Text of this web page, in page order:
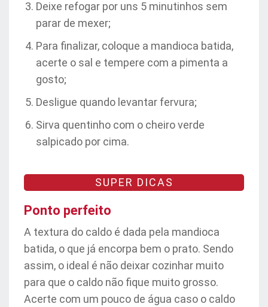
Deixe refogar por uns 5 minutinhos sem
parar de mexer;
Para finalizar, coloque a mandioca batida,
acerte o sal e tempere com a pimenta a
gosto;
Desligue quando levantar fervura;
Sirva quentinho com o cheiro verde
salpicado por cima.
SUPER DICAS
Ponto perfeito
A textura do caldo é dada pela mandioca
batida, o que já encorpa bem o prato. Sendo
assim, o ideal é não deixar cozinhar muito
para que o caldo não fique muito grosso.
Acerte com um pouco de água caso o caldo